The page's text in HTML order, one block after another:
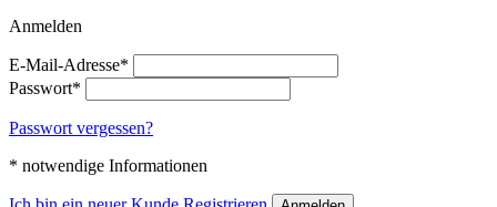
Anmelden
E-Mail-Adresse*
Passwort*
Passwort vergessen?
* notwendige Informationen